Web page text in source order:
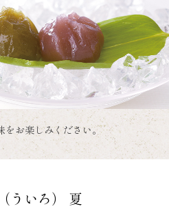
をお楽しみください。
ういろ） 夏